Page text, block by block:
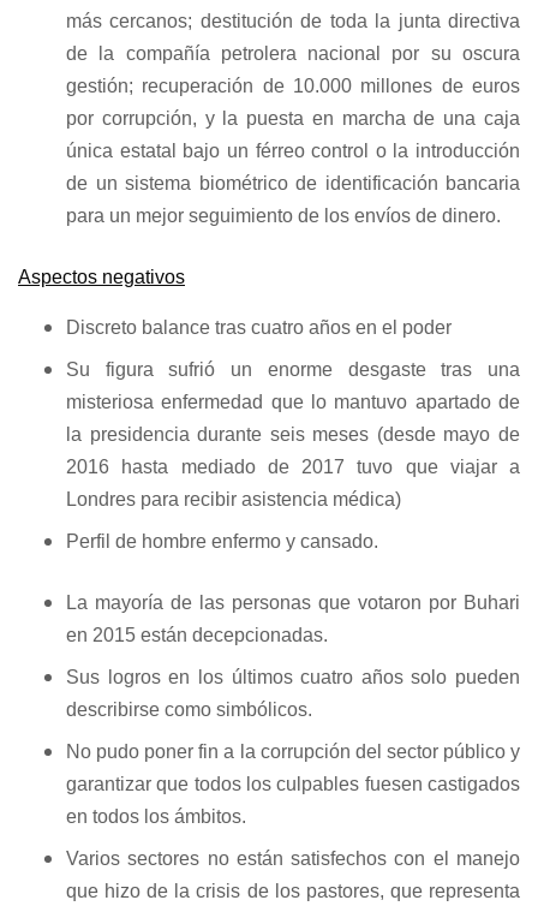
más cercanos; destitución de toda la junta directiva
de la compañía petrolera nacional por su oscura
gestión; recuperación de 10.000 millones de euros
por corrupción, y la puesta en marcha de una caja
única estatal bajo un férreo control o la introducción
de un sistema biométrico de identificación bancaria
para un mejor seguimiento de los envíos de dinero.
Aspectos negativos
Discreto balance tras cuatro años en el poder
Su figura sufrió un enorme desgaste tras una
misteriosa enfermedad que lo mantuvo apartado de
la presidencia durante seis meses (desde mayo de
2016 hasta mediado de 2017 tuvo que viajar a
Londres para recibir asistencia médica)
Perfil de hombre enfermo y cansado.
La mayoría de las personas que votaron por Buhari
en 2015 están decepcionadas.
Sus logros en los últimos cuatro años solo pueden
describirse como simbólicos.
No pudo poner fin a la corrupción del sector público y
garantizar que todos los culpables fuesen castigados
en todos los ámbitos.
Varios sectores no están satisfechos con el manejo
que hizo de la crisis de los pastores, que representa